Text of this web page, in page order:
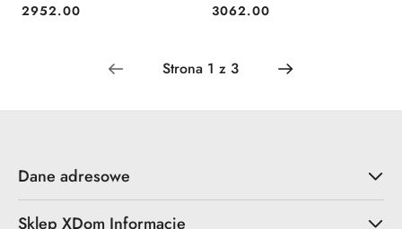
Cena:
2952.00 Cena:
3062.00
Dane adresowe
Sklep XDom Informacje